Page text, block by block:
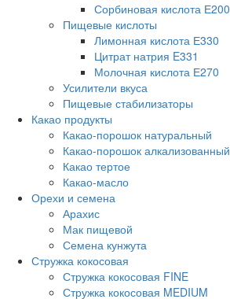
Сорбиновая кислота Е200
Пищевые кислоты
Лимонная кислота Е330
Цитрат натрия E331
Молочная кислота Е270
Усилители вкуса
Пищевые стабилизаторы
Какао продукты
Какао-порошок натуральный
Какао-порошок алкализованный
Какао тертое
Какао-масло
Орехи и семена
Арахис
Мак пищевой
Семена кунжута
Стружка кокосовая
Стружка кокосовая FINE
Стружка кокосовая MEDIUM